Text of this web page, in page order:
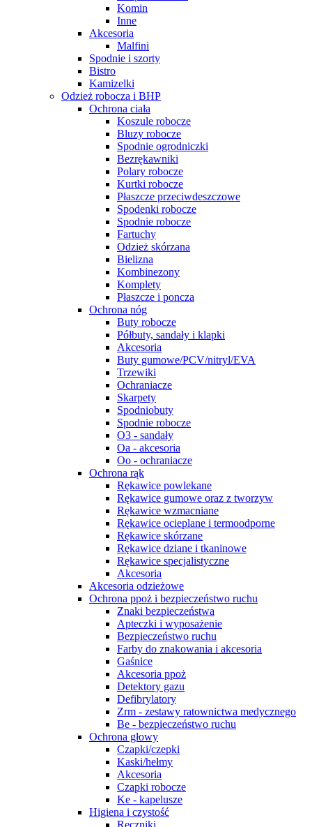
Komin
Inne
Akcesoria
Malfini
Spodnie i szorty
Bistro
Kamizelki
Odzież robocza i BHP
Ochrona ciała
Koszule robocze
Bluzy robocze
Spodnie ogrodniczki
Bezrękawniki
Polary robocze
Kurtki robocze
Płaszcze przeciwdeszczowe
Spodenki robocze
Spodnie robocze
Fartuchy
Odzież skórzana
Bielizna
Kombinezony
Komplety
Płaszcze i poncza
Ochrona nóg
Buty robocze
Półbuty, sandały i klapki
Akcesoria
Buty gumowe/PCV/nitryl/EVA
Trzewiki
Ochraniacze
Skarpety
Spodniobuty
Spodnie robocze
O3 - sandały
Oa - akcesoria
Oo - ochraniacze
Ochrona rąk
Rękawice powlekane
Rękawice gumowe oraz z tworzyw
Rękawice wzmacniane
Rękawice ocieplane i termoodporne
Rękawice skórzane
Rękawice dziane i tkaninowe
Rękawice specjalistyczne
Akcesoria
Akcesoria odzieżowe
Ochrona ppoż i bezpieczeństwo ruchu
Znaki bezpieczeństwa
Apteczki i wyposażenie
Bezpieczeństwo ruchu
Farby do znakowania i akcesoria
Gaśnice
Akcesoria ppoż
Detektory gazu
Defibrylatory
Zrm - zestawy ratownictwa medycznego
Be - bezpieczeństwo ruchu
Ochrona głowy
Czapki/czepki
Kaski/hełmy
Akcesoria
Czapki robocze
Ke - kapelusze
Higiena i czystość
Ręczniki